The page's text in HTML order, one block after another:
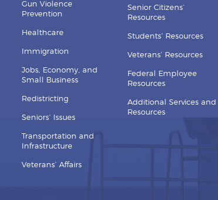
Gun Violence
Prevention
Healthcare
Immigration
Jobs, Economy, and
Small Business
Redistricting
Seniors’ Issues
Transportation and
Infrastructure
Veterans’ Affairs
Senior Citizens’
Resources
Students’ Resources
Veterans’ Resources
Federal Employee
Resources
Additional Services and
Resources